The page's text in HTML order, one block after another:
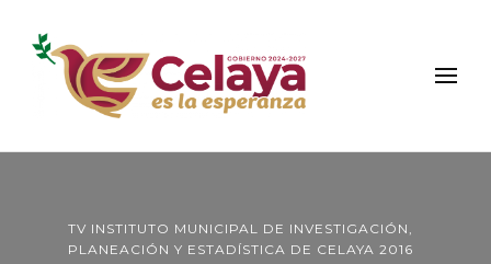
Municipio de Celaya
Portal Oficial del Municipio de Celaya
TV INSTITUTO MUNICIPAL DE INVESTIGACIÓN,
PLANEACIÓN Y ESTADÍSTICA DE CELAYA 2016